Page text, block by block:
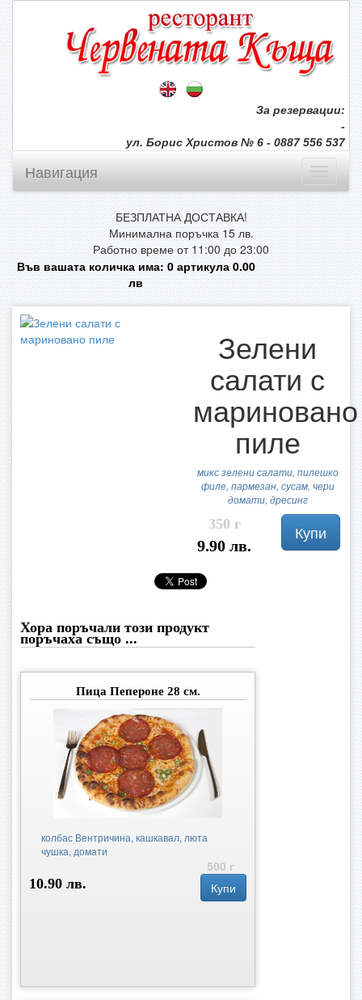
За резервации:
-
ул. Борис Христов № 6 - 0887 556 537
Навигация
БЕЗПЛАТНА ДОСТАВКА!
Минимална поръчка 15 лв.
Работно време от 11:00 до 23:00
Във вашата количка има:0артикула0.00
лв
Зелени
салати с
мариновано
пиле
микс зелени салати, пилешко
филе, пармезан, сусам, чери
домати, дресинг
350 г
9.90 лв.
Купи
Хора поръчали този продукт
поръчаха също ...
Пица Пепероне 28 см.
колбас Вентричина, кашкавал, люта
чушка, домати
500 г
10.90 лв.
Купи